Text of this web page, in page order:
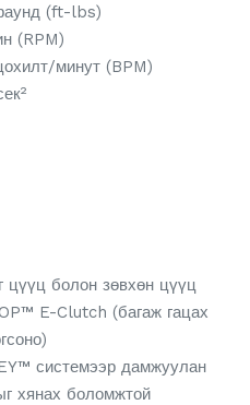
(ft-lbs)
(RPM)
минут (BPM)
цүүц болон зөвхөн цүүц
E-Clutch (багаж гацах
системээр дамжуулан
хянах боломжтой